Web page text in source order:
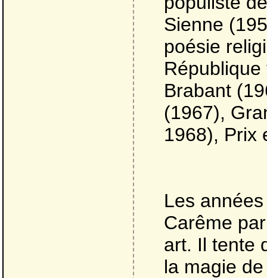
Sienne
poésie
Brabant
(1967),
1968), Prix
Les
Carême
art. Il tente
la magie